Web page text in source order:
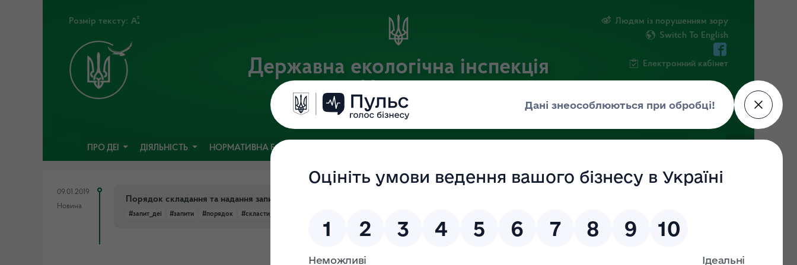
Розмір тексту:
Державна екологічна інспекція
України
Офіційний веб-портал Державної екологічної інспекції України
Людям із порушенням зору
Switch To English
Електронний кабінет
ПРО ДЕІ ДІЯЛЬНІСТЬ НОРМАТИВНА БАЗА
09.01.2019
Новина
Порядок складання та надання запитів
#запит_деі #запити #порядок #скласти_запит